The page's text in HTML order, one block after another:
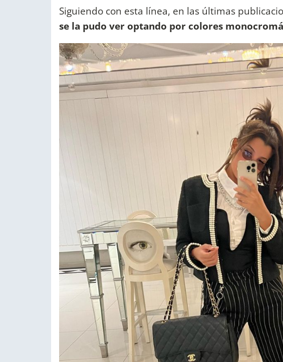
Siguiendo con esta línea, en las últimas
se la pudo ver optando por colores